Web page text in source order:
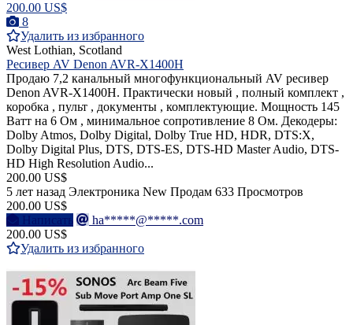
200.00 US$
8
Удалить из избранного
West Lothian, Scotland
Ресивер AV Denon AVR-X1400H
Продаю 7,2 канальный многофункциональный AV ресивер
Denon AVR-X1400H. Практически новый , полный комплект ,
коробка , пульт , документы , комплектующие. Мощность 145
Ватт на 6 Ом , минимальное сопротивление 8 Ом. Декодеры:
Dolby Atmos, Dolby Digital, Dolby True HD, HDR, DTS:X,
Dolby Digital Plus, DTS, DTS-ES, DTS-HD Master Audio, DTS-
HD High Resolution Audio...
200.00 US$
5 лет назад Электроника New Продам 633 Просмотров
200.00 US$
Написать
ha*****@*****.com
200.00 US$
Удалить из избранного